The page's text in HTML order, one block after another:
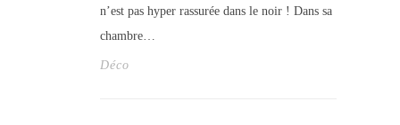
n’est pas hyper rassurée dans le noir ! Dans sa
chambre…
Déco